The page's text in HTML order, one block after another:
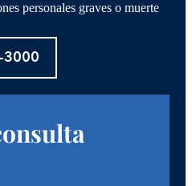
personales graves o muerte
3000